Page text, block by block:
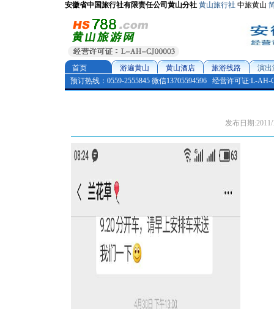
安徽省中国旅行社有限责任公司黄山分社 黄山旅行社 中旅黄山
首页 游遍黄山 黄山酒店 旅游线路
演出
预订热线：0559-2555845 微信13705594596 经营许可证:L-AH-
发布日期:2011/